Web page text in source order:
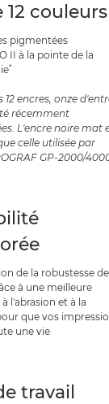
12 couleurs
pigmentées
II à la pointe de la
*
12 encres, onze
récemment
L'encre noire mat
celle utilisée par
GP-2000/
de la robustesse
à une meilleure
l'abrasion et à la
que vos
une vie
travail